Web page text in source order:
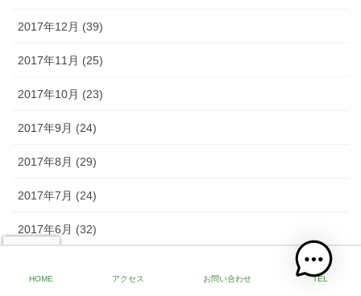
2017年12月 (39)
2017年11月 (25)
2017年10月 (23)
2017年9月 (24)
2017年8月 (29)
2017年7月 (24)
2017年6月 (32)
HOME アクセス お問い合わせ TEL